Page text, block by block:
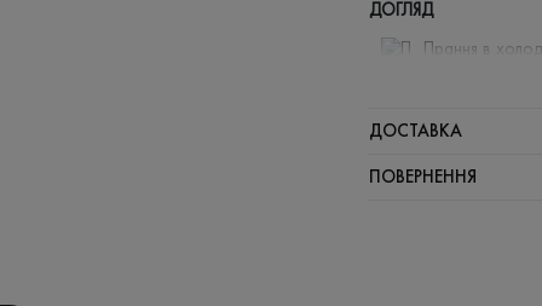
ДОГЛЯД
Прання в
Не можна
ДОСТАВКА
ПОВЕРНЕННЯ